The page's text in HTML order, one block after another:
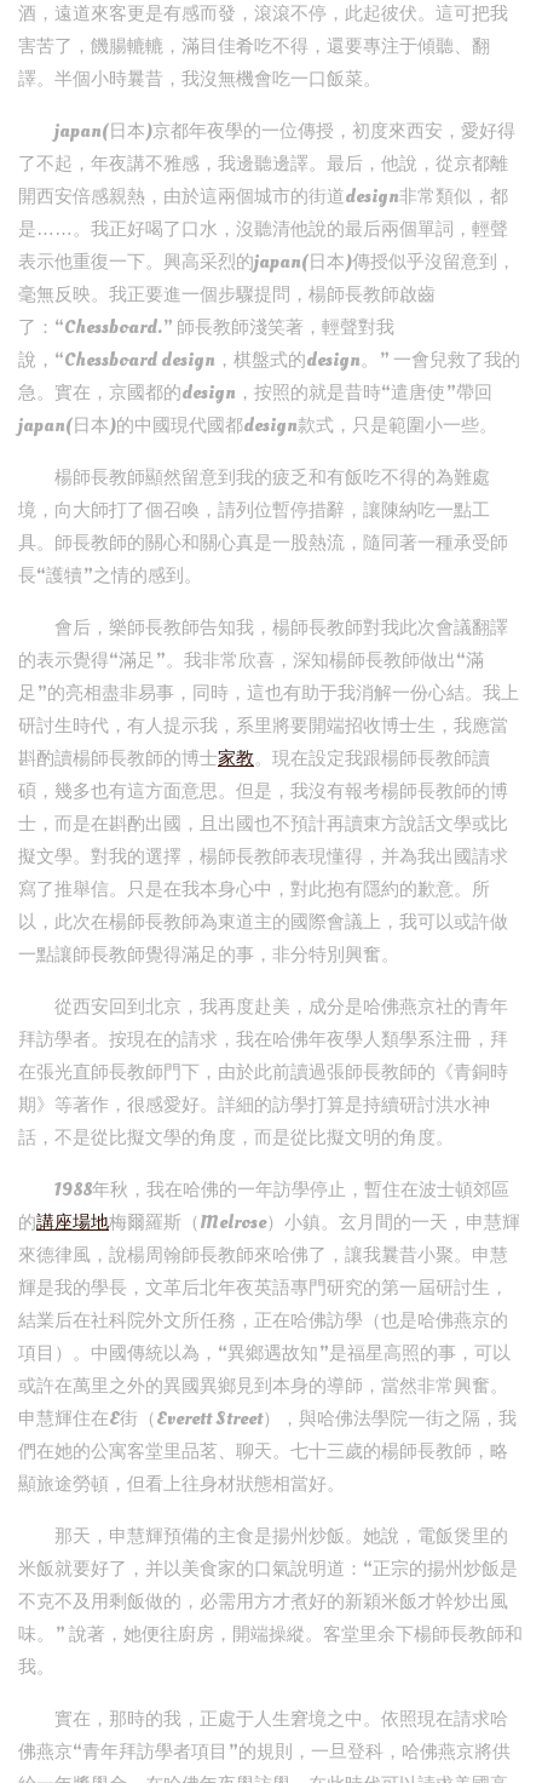
酒，遠道來客更是有感而發，滾滾不停，此起彼伏。這可把我
害苦了，饑腸轆轆，滿目佳肴吃不得，還要專注于傾聽、翻
譯。半個小時曩昔，我沒無機會吃一口飯菜。
japan(日本)京都年夜學的一位傳授，初度來西安，愛好得
了不起，年夜講不雅感，我邊聽邊譯。最后，他說，從京都離
開西安倍感親熱，由於這兩個城市的街道design非常類似，都
是……。我正好喝了口水，沒聽清他說的最后兩個單詞，輕聲
表示他重復一下。興高采烈的japan(日本)傳授似乎沒留意到，
毫無反映。我正要進一個步驟提問，楊師長教師啟齒
了：“Chessboard.” 師長教師淺笑著，輕聲對我
說，“Chessboard design，棋盤式的design。” 一會兒救了我的
急。實在，京國都的design，按照的就是昔時“遣唐使”帶回
japan(日本)的中國現代國都design款式，只是範圍小一些。
楊師長教師顯然留意到我的疲乏和有飯吃不得的為難處
境，向大師打了個召喚，請列位暫停措辭，讓陳納吃一點工
具。師長教師的關心和關心真是一股熱流，隨同著一種承受師
長“護犢”之情的感到。
會后，樂師長教師告知我，楊師長教師對我此次會議翻譯
的表示覺得“滿足”。我非常欣喜，深知楊師長教師做出“滿
足”的亮相盡非易事，同時，這也有助于我消解一份心結。我上
研討生時代，有人提示我，系里將要開端招收博士生，我應當
斟酌讀楊師長教師的博士家教。現在設定我跟楊師長教師讀
碩，幾多也有這方面意思。但是，我沒有報考楊師長教師的博
士，而是在斟酌出國，且出國也不預計再讀東方說話文學或比
擬文學。對我的選擇，楊師長教師表現懂得，并為我出國請求
寫了推舉信。只是在我本身心中，對此抱有隱約的歉意。所
以，此次在楊師長教師為東道主的國際會議上，我可以或許做
一點讓師長教師覺得滿足的事，非分特別興奮。
從西安回到北京，我再度赴美，成分是哈佛燕京社的青年
拜訪學者。按現在的請求，我在哈佛年夜學人類學系注冊，拜
在張光直師長教師門下，由於此前讀過張師長教師的《青銅時
期》等著作，很感愛好。詳細的訪學打算是持續研討洪水神
話，不是從比擬文學的角度，而是從比擬文明的角度。
1988年秋，我在哈佛的一年訪學停止，暫住在波士頓郊區
的講座場地梅爾羅斯（Melrose）小鎮。玄月間的一天，申慧輝
來德律風，說楊周翰師長教師來哈佛了，讓我曩昔小聚。申慧
輝是我的學長，文革后北年夜英語專門研究的第一屆研討生，
結業后在社科院外文所任務，正在哈佛訪學（也是哈佛燕京的
項目）。中國傳統以為，“異鄉遇故知”是福星高照的事，可以
或許在萬里之外的異國異鄉見到本身的導師，當然非常興奮。
申慧輝住在E街（Everett Street），與哈佛法學院一街之隔，我
們在她的公寓客堂里品茗、聊天。七十三歲的楊師長教師，略
顯旅途勞頓，但看上往身材狀態相當好。
那天，申慧輝預備的主食是揚州炒飯。她說，電飯煲里的
米飯就要好了，并以美食家的口氣說明道：“正宗的揚州炒飯是
不克不及用剩飯做的，必需用方才煮好的新穎米飯才幹炒出風
味。” 說著，她便往廚房，開端操縱。客堂里余下楊師長教師和
我。
實在，那時的我，正處于人生窘境之中。依照現在請求哈
佛燕京“青年拜訪學者項目”的規則，一旦登科，哈佛燕京將供